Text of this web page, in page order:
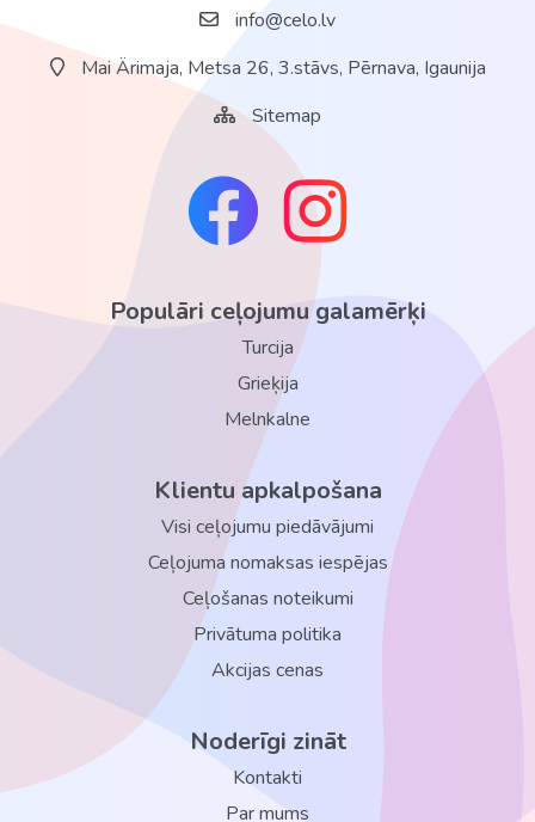
Informācija par viesnīcas aprakstu, viesnīcas
pakalpojumiem, to laikiem un cenām var mainīties.
Populāri ceļojumu galamērķi
Turcija
Grieķija
Melnkalne
Klientu apkalpošana
Visi ceļojumu piedāvājumi
Ceļojuma nomaksas iespējas
Ceļošanas noteikumi
Privātuma politika
Akcijas cenas
Noderīgi zināt
Kontakti
Par mums
info@celo.lv
Mai Ärimaja, Metsa 26, 3.stāvs, Pērnava, Igaunija
Sitemap